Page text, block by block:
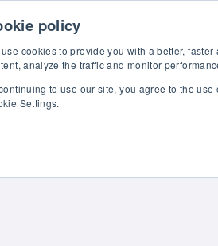
policy
use cookies to provide you with a better,
analyze the traffic and monitor
to use our site, you agree to the
Settings.